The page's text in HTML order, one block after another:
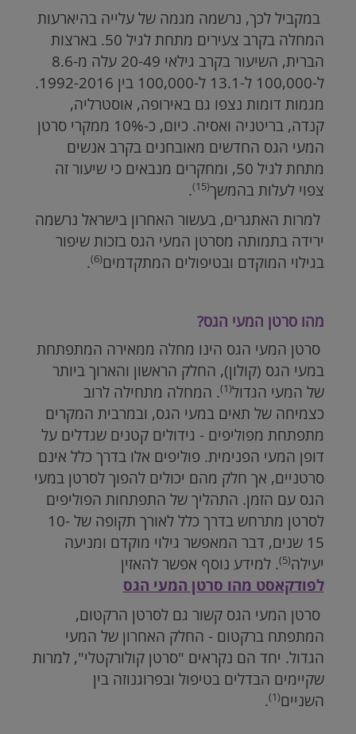
במקביל לכך, נרשמה מגמה של עלייה בהיארעות
המחלה בקרב צעירים מתחת לגיל 50. בארצות
הברית, השיעור בקרב גילאי 20-49 עלה מ-8.6
ל-100,000 ל-13.1 ל-100,000 בין 1992-2016.
מגמות דומות נצפו גם באירופה, אוסטרליה,
קנדה, בריטניה ואסיה. כיום, כ-10% ממקרי סרטן
המעי הגס החדשים מאובחנים בקרב אנשים
מתחת לגיל 50, ומחקרים מנבאים כי שיעור זה
צפוי לעלות בהמשך(15)
.
למרות האתגרים, בעשור האחרון בישראל נרשמה
ירידה בתמותה מסרטן המעי הגס בזכות שיפור
בגילוי המוקדם ובטיפולים המתקדמים(6)
.
מהו סרטן המעי הגס?
סרטן המעי הגס הינו מחלה ממאירה המתפתחת
במעי הגס (קולון), החלק הראשון והארוך ביותר
של המעי הגדול(1)
. המחלה מתחילה לרוב
כצמיחה של תאים במעי הגס, ובמרבית המקרים
מתפתחת מפוליפים - גידולים קטנים שגדלים על
דופן המעי הפנימית. פוליפים אלו בדרך כלל אינם
סרטניים, אך חלק מהם יכולים להפוך לסרטן במעי
הגס עם הזמן. התהליך של התפתחות הפוליפים
לסרטן מתרחש בדרך כלל לאורך תקופה של 10-
15 שנים, דבר המאפשר גילוי מוקדם ומניעה
יעילה(5)
. למידע נוסף אפשר להאזין
לפודקאסט מהו סרטן המעי הגס
סרטן המעי הגס קשור גם לסרטן הרקטום,
המתפתח ברקטום - החלק האחרון של המעי
הגדול. יחד הם נקראים "סרטן קולורקטלי", למרות
שקיימים הבדלים בטיפול ובפרוגנוזה בין
השניים(1)
.